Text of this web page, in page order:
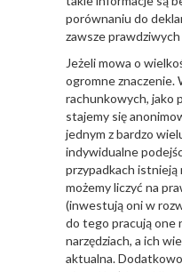
porównaniu do
zawsze
Jeżeli mowa o
ogromne znaczenie.
rachunkowych, jako
stajemy się
jednym z bardzo
indywidualne
przypadkach istnieją
możemy liczyć na
(inwestują oni w
do tego pracują one
narzędziach, a ich
aktualna.